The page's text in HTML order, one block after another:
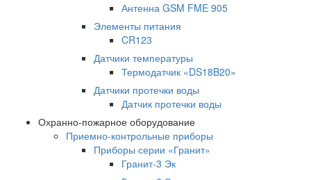
Антенна GSM FME 905
Элементы питания
CR123
Датчики температуры
Термодатчик «DS18B20»
Датчики протечки воды
Датчик протечки воды
Охранно-пожарное оборудование
Приемно-контрольные приборы
Приборы серии «Гранит»
Гранит-3 Эк